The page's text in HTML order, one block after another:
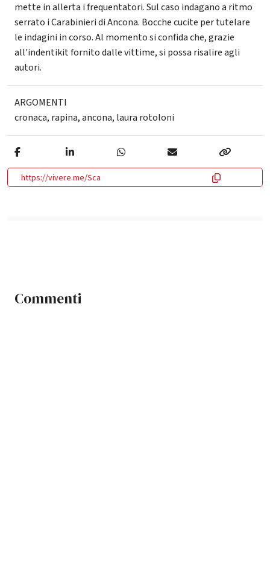
mette in allerta i frequentatori. Sul caso indagano a ritmo
serrato i Carabinieri di Ancona. Bocche cucite per tutelare
le indagini in corso. Al momento si confida che, grazie
all'indentikit fornito dalle vittime, si possa risalire agli
autori.
ARGOMENTI
cronaca, rapina,ancona, laura rotoloni
https://vivere.me/Sca
Commenti